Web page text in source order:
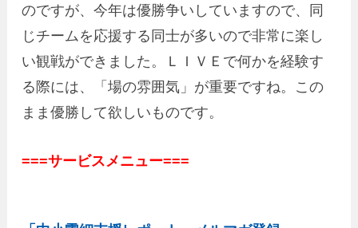
のですが、今年は優勝争いしていますので、同
じチームを応援する同士が多いので非常に楽し
い観戦ができました。ＬＩＶＥで何かを経験す
る際には、「場の雰囲気」が重要ですね。この
まま優勝して欲しいものです。
===サービスメニュー===